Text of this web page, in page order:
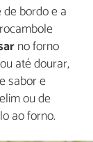
bordo e a
no forno
até dourar,
sabor e
ou de
ao forno.